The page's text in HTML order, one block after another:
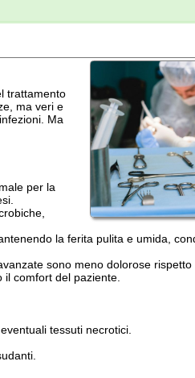
pulita e umida, condizione ideale per
meno dolorose rispetto a quelle
necrotici.
ferite chirurgiche e lacerazioni. La
offrendo numerosi vantaggi rispetto
con un professionista